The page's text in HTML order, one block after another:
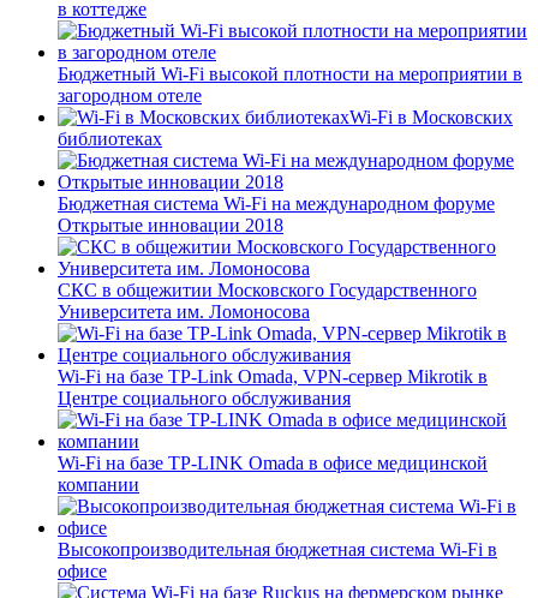
в коттедже
Бюджетный Wi-Fi высокой плотности на мероприятии в
загородном отеле
Wi-Fi в Московских
библиотеках
Бюджетная система Wi-Fi на международном форуме
Открытые инновации 2018
СКС в общежитии Московского Государственного
Университета им. Ломоносова
Wi-Fi на базе TP-Link Omada, VPN-сервер Mikrotik в
Центре социального обслуживания
Wi-Fi на базе TP-LINK Omada в офисе медицинской
компании
Высокопроизводительная бюджетная система Wi-Fi в
офисе